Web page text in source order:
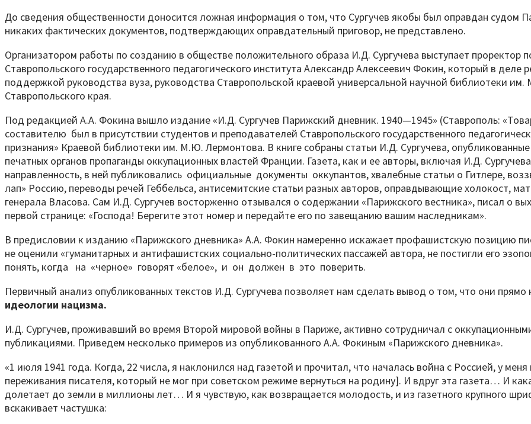
До сведения общественности доносится ложная информация о том, что Сургучев якобы был оправдан судом
никаких фактических документов, подтверждающих оправдательный приговор, не представлено.
Организатором работы по созданию в обществе положительного образа И.Д. Сургучева выступает проректор
Ставропольского государственного педагогического института Александр Алексеевич Фокин, который в
поддержкой руководства вуза, руководства Ставропольской краевой универсальной научной библиотеки
Ставропольского края.
Под редакцией А.А. Фокина вышло издание «И.Д. Сургучев Парижский дневник. 1940—1945» (Ставрополь:
составителю был в присутствии студентов и преподавателей Ставропольского государственного
признания» Краевой библиотеки им. М.Ю. Лермонтова. В книге собраны статьи И.Д. Сургучева,
печатных органов пропаганды оккупационных властей Франции. Газета, как и ее авторы, включая И.Д.
направленность, в ней публиковались официальные документы оккупантов, хвалебные статьи о Гитлере,
лап» Россию, переводы речей Геббельса, антисемитские статьи разных авторов, оправдывающие холокост,
генерала Власова. Сам И.Д. Сургучев восторженно отзывался о содержании «Парижского вестника», писал о
первой странице: «Господа! Берегите этот номер и передайте его по завещанию вашим наследникам».
В предисловии к изданию «Парижского дневника» А.А. Фокин намеренно искажает профашистскую позицию
не оценили «гуманитарных и антифашистских социально-политических пассажей автора, не постигли его
понять, когда на «черное» говорят «белое», и он должен в это поверить.
Первичный анализ опубликованных текстов И.Д. Сургучева позволяет нам сделать вывод о том, что они
идеологии нацизма.
И.Д. Сургучев, проживавший во время Второй мировой войны в Париже, активно сотрудничал с
публикациями. Приведем несколько примеров из опубликованного А.А. Фокиным «Парижского дневника».
«1 июля 1941 года. Когда, 22 числа, я наклонился над газетой и прочитал, что началась война с Россией, у
переживания писателя, который не мог при советском режиме вернуться на родину]. И вдруг эта газета… И
долетает до земли в миллионы лет… И я чувствую, как возвращается молодость, и из газетного крупного
вскакивает частушка: